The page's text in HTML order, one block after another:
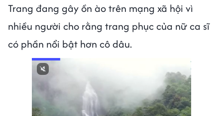
Trang đang gây ồn ào trên mạng xã hội vì
nhiều người cho rằng trang phục của nữ ca sĩ
có phần nổi bật hơn cô dâu.